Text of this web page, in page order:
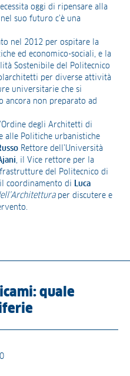
oggi di ripensare alla
suo futuro c’è una
nel 2012 per ospitare la
ed economico-sociali, e la
Sostenibile del Politecnico
per diverse attività
universitarie che si
ancora non preparato ad
degli Architetti di
alle Politiche urbanistiche
Rettore dell’Università
, il Vice rettore per la
del Politecnico di
il coordinamento di
Luca
per discutere e
quale